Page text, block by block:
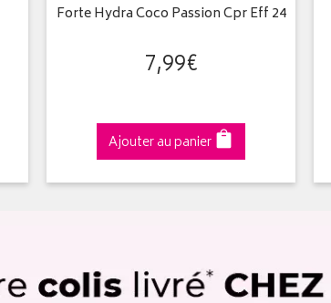
Forte Hydra Coco Passion Cpr Eff 24
7,99€
Ajouter au panier